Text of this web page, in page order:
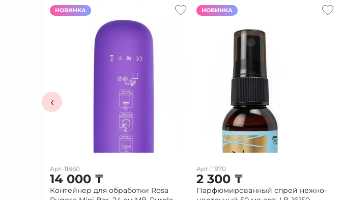
‹
НОВИНКА
Арт-11860
14 000 ₸
Контейнер для обработки Rosa
НОВИНКА
Арт-11970
2 300 ₸
Парфюмированный спрей нежно-